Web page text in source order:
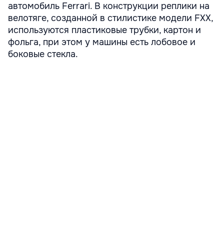
автомобиль Ferrari. В конструкции реплики на
велотяге, созданной в стилистике модели FXX,
используются пластиковые трубки, картон и
фольга, при этом у машины есть лобовое и
боковые стекла.